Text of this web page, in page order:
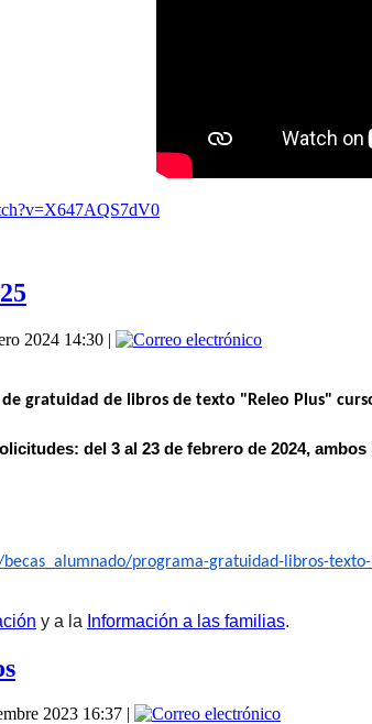
2024 14:30 |
gratuidad de libros de texto "Releo Plus"
del 3 al 23 de febrero de 2024,
becas_alumnado/programa-gratuidad-libros-
y a la Información a las familias.
2023 16:37 |